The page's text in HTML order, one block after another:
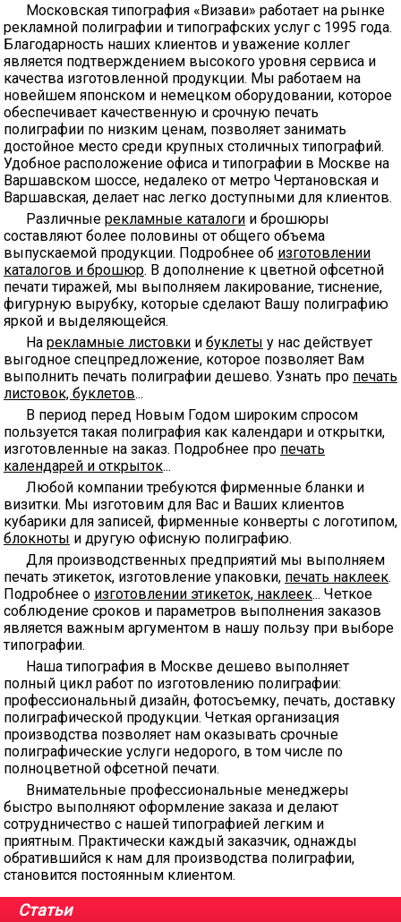
Московская типография «Визави» работает на рынке
рекламной полиграфии и типографских услуг с 1995 года.
Благодарность наших клиентов и уважение коллег
является подтверждением высокого уровня сервиса и
качества изготовленной продукции. Мы работаем на
новейшем японском и немецком оборудовании, которое
обеспечивает качественную и срочную печать
полиграфии по низким ценам, позволяет занимать
достойное место среди крупных столичных типографий.
Удобное расположение офиса и типографии в Москве на
Варшавском шоссе, недалеко от метро Чертановская и
Варшавская, делает нас легко доступными для клиентов.
Различные рекламные каталоги и брошюры
составляют более половины от общего объема
выпускаемой продукции. Подробнее об изготовлении
каталогов и брошюр. В дополнение к цветной офсетной
печати тиражей, мы выполняем лакирование, тиснение,
фигурную вырубку, которые сделают Вашу полиграфию
яркой и выделяющейся.
На рекламные листовки и буклеты у нас действует
выгодное спецпредложение, которое позволяет Вам
выполнить печать полиграфии дешево. Узнать про печать
листовок, буклетов...
В период перед Новым Годом широким спросом
пользуется такая полиграфия как календари и открытки,
изготовленные на заказ. Подробнее про печать
календарей и открыток...
Любой компании требуются фирменные бланки и
визитки. Мы изготовим для Вас и Ваших клиентов
кубарики для записей, фирменные конверты с логотипом,
блокноты и другую офисную полиграфию.
Для производственных предприятий мы выполняем
печать этикеток, изготовление упаковки, печать наклеек.
Подробнее о изготовлении этикеток, наклеек... Четкое
соблюдение сроков и параметров выполнения заказов
является важным аргументом в нашу пользу при выборе
типографии.
Наша типография в Москве дешево выполняет
полный цикл работ по изготовлению полиграфии:
профессиональный дизайн, фотосъемку, печать, доставку
полиграфической продукции. Четкая организация
производства позволяет нам оказывать срочные
полиграфические услуги недорого, в том числе по
полноцветной офсетной печати.
Внимательные профессиональные менеджеры
быстро выполняют оформление заказа и делают
сотрудничество с нашей типографией легким и
приятным. Практически каждый заказчик, однажды
обратившийся к нам для производства полиграфии,
становится постоянным клиентом.
Статьи